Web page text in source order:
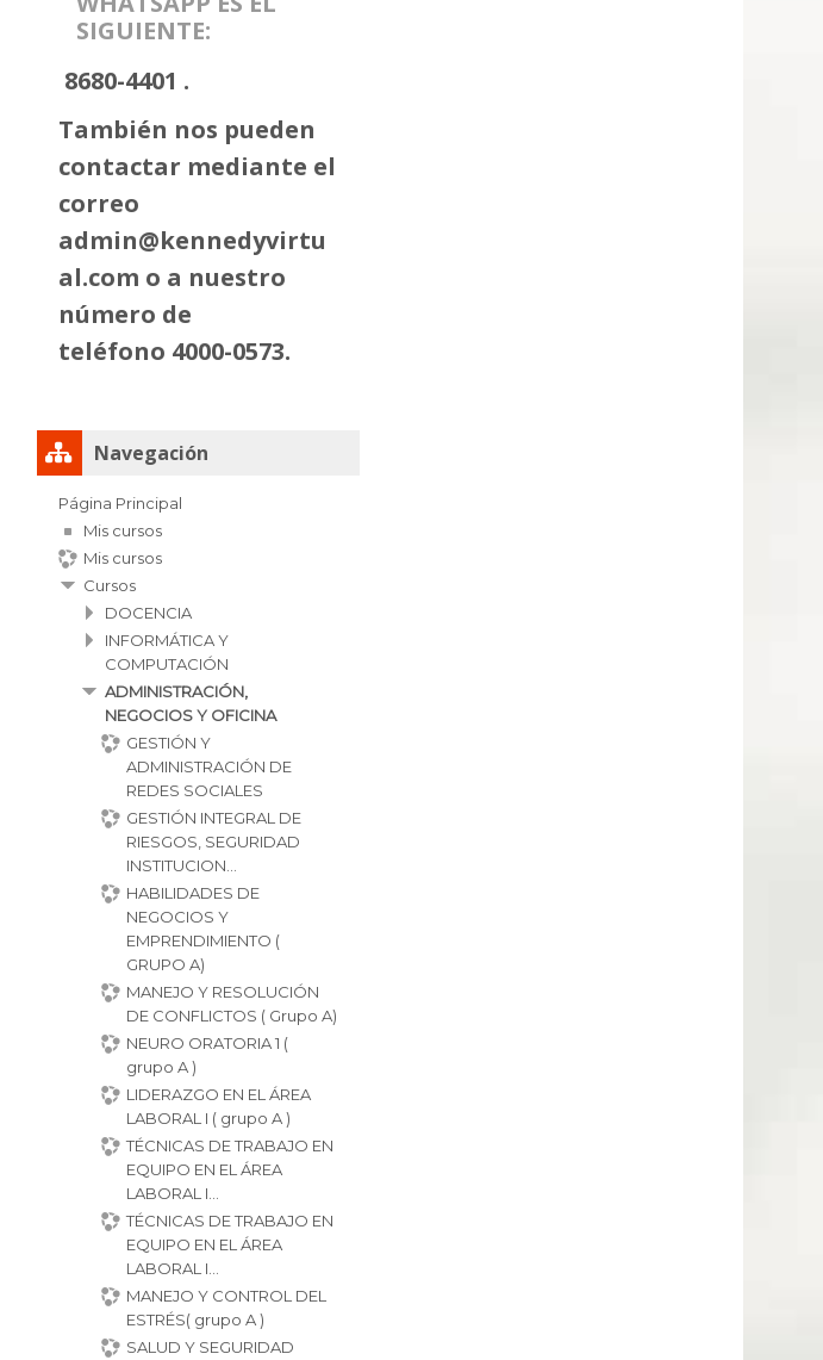
SIGUIENTE:
8680-4401 .
También nos pueden
contactar mediante el
correo
admin@kennedyvirtu
al.com o a nuestro
número de
teléfono 4000-0573.
Salta Navegación
Navegación
Página Principal
Mis cursos
Mis cursos
Cursos
DOCENCIA
INFORMÁTICA Y
COMPUTACIÓN
ADMINISTRACIÓN,
NEGOCIOS Y OFICINA
GESTIÓN Y
ADMINISTRACIÓN DE
REDES SOCIALES
GESTIÓN INTEGRAL DE
RIESGOS, SEGURIDAD
INSTITUCION...
HABILIDADES DE
NEGOCIOS Y
EMPRENDIMIENTO (
GRUPO A)
MANEJO Y RESOLUCIÓN
DE CONFLICTOS ( Grupo A)
NEURO ORATORIA 1 (
grupo A )
LIDERAZGO EN EL ÁREA
LABORAL I ( grupo A )
TÉCNICAS DE TRABAJO EN
EQUIPO EN EL ÁREA
LABORAL I...
TÉCNICAS DE TRABAJO EN
EQUIPO EN EL ÁREA
LABORAL I...
MANEJO Y CONTROL DEL
ESTRÉS( grupo A )
SALUD Y SEGURIDAD